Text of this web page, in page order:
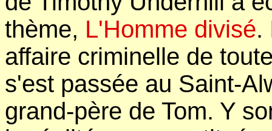
thème, L'Homme divisé.
affaire criminelle de
s'est passée au Saint-
grand-père de Tom. Y